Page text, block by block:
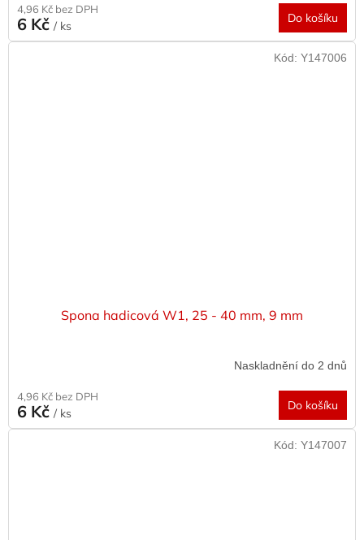
4,96 Kč bez DPH
6 Kč / ks
Do košíku
Spona hadicová W1, 25 - 40 mm, 9 mm
Naskladnění do 2 dnů
4,96 Kč bez DPH
6 Kč / ks
Do košíku
Kód: Y147006
Kód: Y147007